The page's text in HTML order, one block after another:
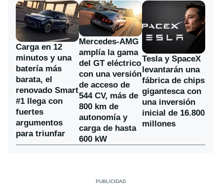
Carga en 12
minutos y una
batería más
barata, el
renovado Smart
#1 llega con
fuertes
argumentos
para triunfar
Mercedes-AMG
amplía la gama
del GT eléctrico
con una versión
de acceso de
544 CV, más de
800 km de
autonomía y
carga de hasta
600 kW
Tesla y SpaceX
levantarán una
fábrica de chips
gigantesca con
una inversión
inicial de 16.800
millones